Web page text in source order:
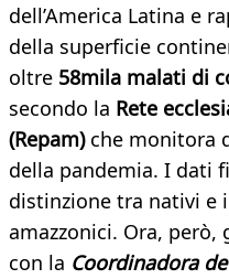
dell’America Latina e
della superficie
oltre 58mila malati di
secondo la Rete
(Repam) che monitora
della pandemia. I dati
distinzione tra nativi e
amazzonici. Ora, però,
con la Coordinadora